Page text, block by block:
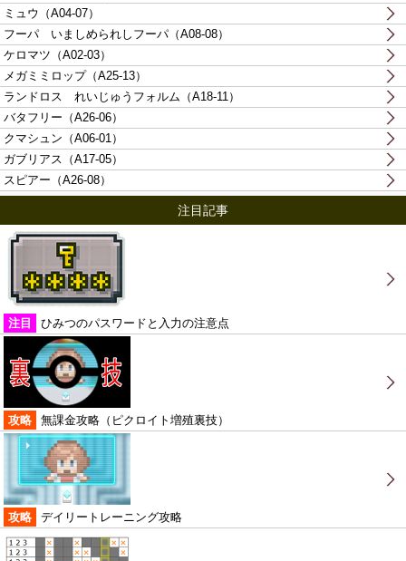
ミュウ（A04-07）
フーパ いましめられしフーパ（A08-08）
ケロマツ（A02-03）
メガミミロップ（A25-13）
ランドロス れいじゅうフォルム（A18-11）
バタフリー（A26-06）
クマシュン（A06-01）
ガブリアス（A17-05）
スピアー（A26-08）
注目記事
注目 ひみつのパスワードと入力の注意点
攻略 無課金攻略（ピクロイト増殖裏技）
攻略 デイリートレーニング攻略